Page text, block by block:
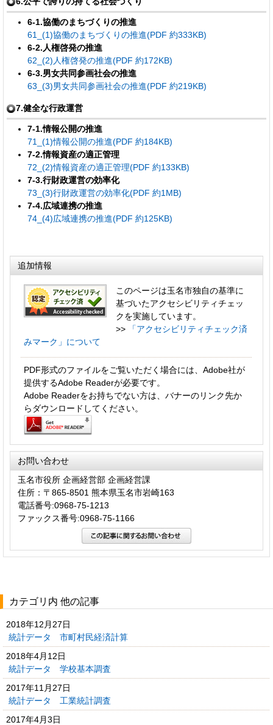
6-1.協働のまちづくりの推進
61_(1)協働のまちづくりの推進(PDF 約333KB)
6-2.人権啓発の推進
62_(2)人権啓発の推進(PDF 約172KB)
6-3.男女共同参画社会の推進
63_(3)男女共同参画社会の推進(PDF 約219KB)
7.健全な行政運営
7-1.情報公開の推進
71_(1)情報公開の推進(PDF 約184KB)
7-2.情報資産の適正管理
72_(2)情報資産の適正管理(PDF 約133KB)
7-3.行財政運営の効率化
73_(3)行財政運営の効率化(PDF 約1MB)
7-4.広域連携の推進
74_(4)広域連携の推進(PDF 約125KB)
追加情報
このページは玉名市独自の基準に
基づいたアクセシビリティチェッ
クを実施しています。
>>
「アクセシビリティチェック済
みマーク」について
PDF形式のファイルをご覧いただく場合には、Adobe社が
提供するAdobe Readerが必要です。
Adobe Readerをお持ちでない方は、バナーのリンク先か
らダウンロードしてください。
お問い合わせ
玉名市役所 企画経営部 企画経営課
住所：〒865-8501 熊本県玉名市岩崎163
電話番号:0968-75-1213
ファックス番号:0968-75-1166
カテゴリ内 他の記事
2018年12月27日
統計データ 市町村民経済計算
2018年4月12日
統計データ 学校基本調査
2017年11月27日
統計データ 工業統計調査
2017年4月3日